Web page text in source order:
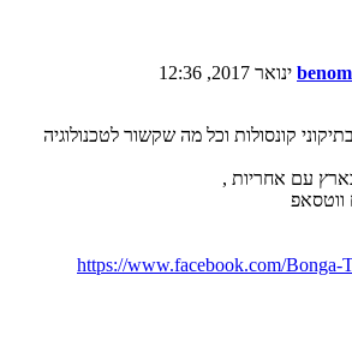
קונסולות וכל מה שקשור לטכנולוגיה
עם אחריות ,
ווטסאפ
https://www.facebook.com/Bonga-